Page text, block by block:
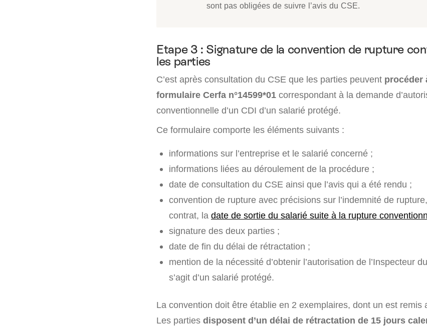
sont pas obligées de suivre l’avis du CSE.
Etape 3 : Signature de la convention de rupture
les parties
C’est après consultation du CSE que les parties peuvent procéder
formulaire Cerfa n°14599*01 correspondant à la demande
conventionnelle d’un CDI d’un salarié protégé.
Ce formulaire comporte les éléments suivants :
informations sur l’entreprise et le salarié concerné ;
informations liées au déroulement de la procédure ;
date de consultation du CSE ainsi que l’avis qui a été rendu ;
convention de rupture avec précisions sur l’indemnité de
contrat, la date de sortie du salarié suite à la rupture
signature des deux parties ;
date de fin du délai de rétractation ;
mention de la nécessité d’obtenir l’autorisation de l’Inspecteur
s’agit d’un salarié protégé.
La convention doit être établie en 2 exemplaires, dont un est remis
Les parties disposent d’un délai de rétractation de 15 jours